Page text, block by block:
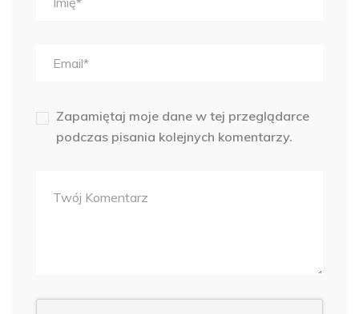
Zapamiętaj moje dane w tej przeglądarce
podczas pisania kolejnych komentarzy.